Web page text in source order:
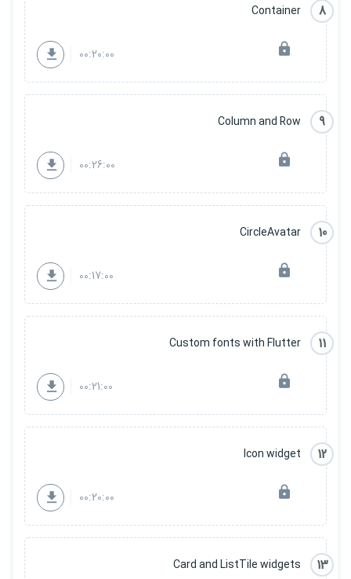
8
Container
00:20:00
9
Column and Row
00:26:00
10
CircleAvatar
00:17:00
11
Custom fonts with Flutter
00:21:00
12
Icon widget
00:20:00
13
Card and ListTile widgets